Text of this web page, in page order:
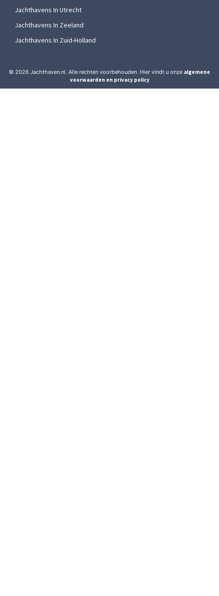
Jachthavens In Utrecht
Jachthavens In Zeeland
Jachthavens In Zuid-Holland
© 2026 Jachthaven.nl. Alle rechten voorbehouden. Hier vindt u onze algemene
voorwaarden en privacy policy